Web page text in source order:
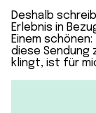
Deshalb
Erlebnis in
Einem schönen:
diese Sendung
klingt, ist für